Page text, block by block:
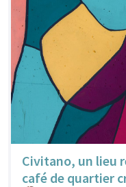
Civitano, un lieu
café de quartier